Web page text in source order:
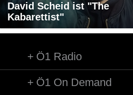
David Scheid ist "The
Kabarettist"
Ö1 Radio
Ö1 On Demand